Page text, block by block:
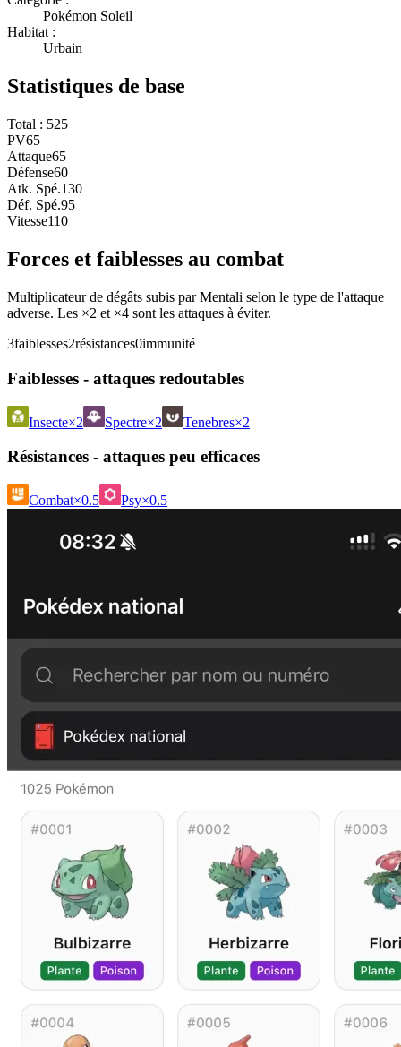
Pokémon Soleil
Habitat :
Urbain
Statistiques de base
Total : 525
PV65
Attaque65
Défense60
Atk. Spé.130
Déf. Spé.95
Vitesse110
Forces et faiblesses au combat
Multiplicateur de dégâts subis par Mentali selon le type de l'attaque
adverse. Les ×2 et ×4 sont les attaques à éviter.
3faiblesses2résistances0immunité
Faiblesses - attaques redoutables
Insecte×2 Spectre×2 Tenebres×2
Résistances - attaques peu efficaces
Combat×0.5 Psy×0.5